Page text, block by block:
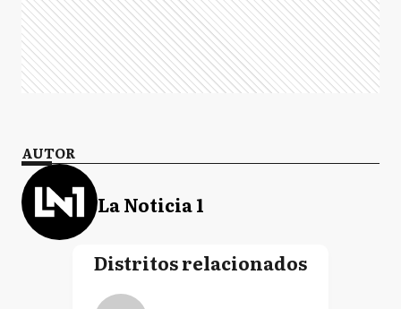
AUTOR
La Noticia 1
Distritos relacionados